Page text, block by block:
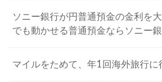
ソニー銀行が円普通預金の金利を
でも動かせる普通預金ならソニー
マイルをためて、年1回海外旅行に